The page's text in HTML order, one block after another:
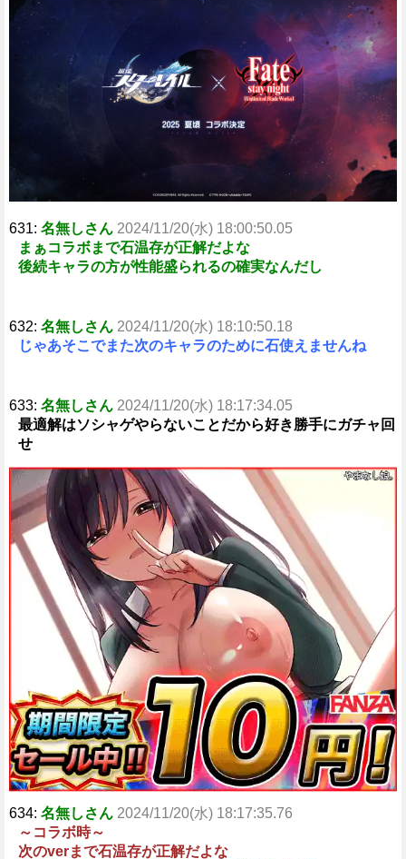
631: 名無しさん 2024/11/20(水) 18:00:50.05
まぁコラボまで石温存が正解だよな
後続キャラの方が性能盛られるの確実なんだし
632: 名無しさん 2024/11/20(水) 18:10:50.18
じゃあそこでまた次のキャラのために石使えませんね
633: 名無しさん 2024/11/20(水) 18:17:34.05
最適解はソシャゲやらないことだから好き勝手にガチャ回
せ
634: 名無しさん 2024/11/20(水) 18:17:35.76
～コラボ時～
次のverまで石温存が正解だよな